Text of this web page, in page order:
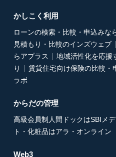
かしこく利用
ローンの検索・比較・申込みな
見積もり・比較のインズウェブ
らアプラス
地域活性化を応援
り
賃貸住宅向け保険の比較・
ラボ
からだの管理
高級会員制人間ドックはSBIメ
ト・化粧品はアラ・オンライン
Web3